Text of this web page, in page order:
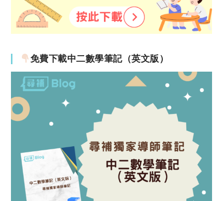
免費下載中二數學筆記（英文版）